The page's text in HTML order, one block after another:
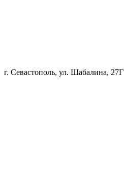
г. Севастополь, ул. Шабалина, 27Г